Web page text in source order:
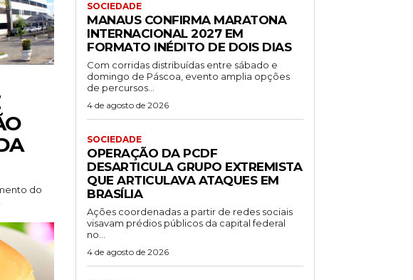
do
SOCIEDADE
MANAUS CONFIRMA MARATONA
INTERNACIONAL 2027 EM
FORMATO INÉDITO DE DOIS DIAS
Com corridas distribuídas entre sábado e
domingo de Páscoa, evento amplia opções
de percursos...
4 de agosto de 2026
SOCIEDADE
OPERAÇÃO DA PCDF
DESARTICULA GRUPO EXTREMISTA
QUE ARTICULAVA ATAQUES EM
BRASÍLIA
Ações coordenadas a partir de redes sociais
visavam prédios públicos da capital federal
no...
4 de agosto de 2026